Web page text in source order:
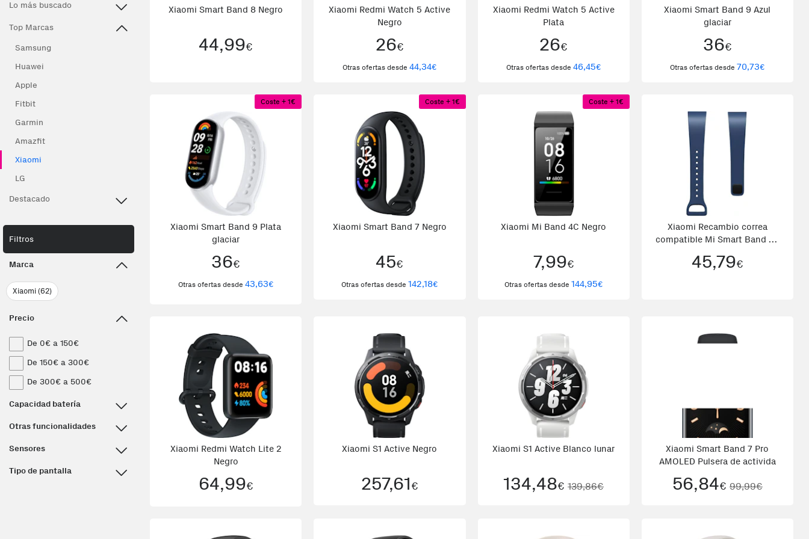
Lo más buscado
Top Marcas
Samsung
Huawei
Apple
Fitbit
Garmin
Amazfit
Xiaomi
LG
Destacado
Filtros
Marca
Xiaomi (62)
Precio
De 0€ a 150€
De 150€ a 300€
De 300€ a 500€
Capacidad batería
Otras funcionalidades
Sensores
Tipo de pantalla
Xiaomi Smart Band 8 Negro
44,99€
Xiaomi Redmi Watch 5 Active
Negro
26€
Otras ofertas desde 44,34€
Xiaomi Redmi Watch 5 Active
Plata
26€
Otras ofertas desde 46,45€
Xiaomi Smart Band 9 Azul
glaciar
36€
Otras ofertas desde 70,73€
Coste + 1€
Xiaomi Smart Band 9 Plata
glaciar
36€
Otras ofertas desde 43,63€
Coste + 1€
Xiaomi Smart Band 7 Negro
45€
Otras ofertas desde 142,18€
Coste + 1€
Xiaomi Mi Band 4C Negro
7,99€
Otras ofertas desde 144,95€
Xiaomi Recambio correa
compatible Mi Smart Band 4C
45,79€
Xiaomi Redmi Watch Lite 2
Negro
64,99€
Xiaomi S1 Active Negro
257,61€
Xiaomi S1 Active Blanco lunar
134,48€ 139,86€
Xiaomi Smart Band 7 Pro
AMOLED Pulsera de activida
56,84€ 99,99€